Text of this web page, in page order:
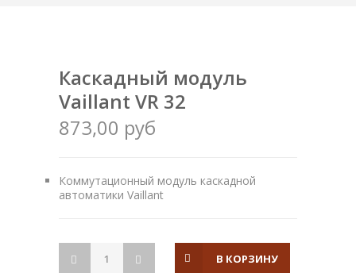
Каскадный модуль
Vaillant VR 32
873,00 руб
Коммутационный модуль каскадной
автоматики Vaillant
В КОРЗИНУ